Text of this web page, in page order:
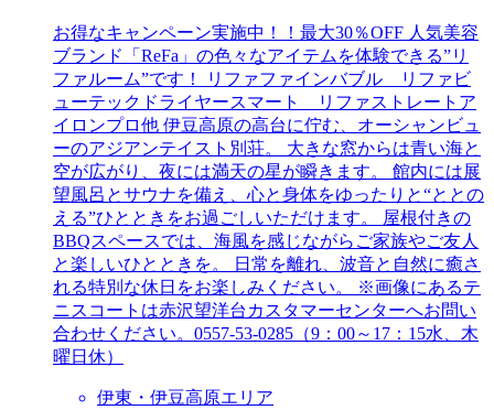
お得なキャンペーン実施中！！最大30％OFF 人気美容
ブランド「ReFa」の色々なアイテムを体験できる”リ
ファルーム”です！ リファファインバブル リファビ
ューテックドライヤースマート リファストレートア
イロンプロ他 伊豆高原の高台に佇む、オーシャンビュ
ーのアジアンテイスト別荘。 大きな窓からは青い海と
空が広がり、夜には満天の星が瞬きます。 館内には展
望風呂とサウナを備え、心と身体をゆったりと“ととの
える”ひとときをお過ごしいただけます。 屋根付きの
BBQスペースでは、海風を感じながらご家族やご友人
と楽しいひとときを。 日常を離れ、波音と自然に癒さ
れる特別な休日をお楽しみください。 ※画像にあるテ
ニスコートは赤沢望洋台カスタマーセンターへお問い
合わせください。0557-53-0285（9：00～17：15水、木
曜日休）
伊東・伊豆高原エリア